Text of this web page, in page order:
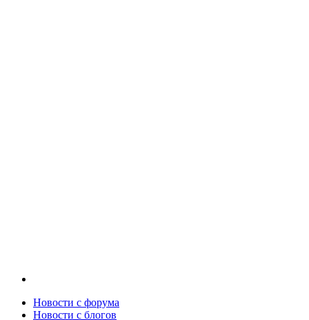
Новости c форума
Новости с блогов